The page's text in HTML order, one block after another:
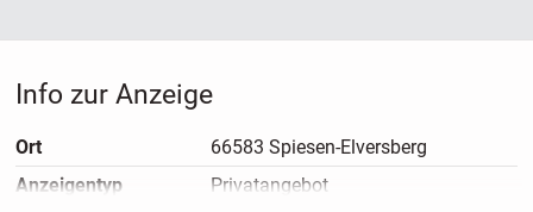
Info zur Anzeige
Ort
66583 Spiesen-Elversberg
Anzeigen­typ
Privatangebot